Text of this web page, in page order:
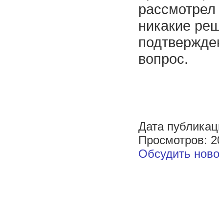
никакие
вопрос.
Дата
Просмотров:
Обсудить